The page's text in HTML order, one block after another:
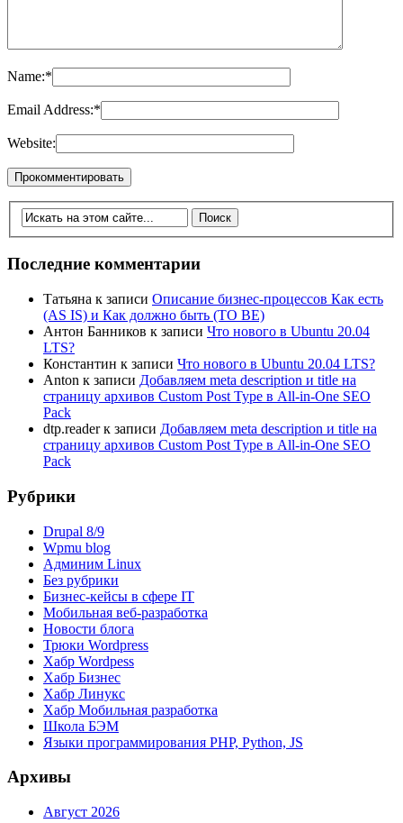
Name:*
Email Address:*
Website:
Последние комментарии
Татьяна к записи Описание бизнес-процессов Как есть
(AS IS) и Как должно быть (TO BE)
Антон Банников к записи Что нового в Ubuntu 20.04
LTS?
Константин к записи Что нового в Ubuntu 20.04 LTS?
Anton к записи Добавляем meta description и title на
страницу архивов Custom Post Type в All-in-One SEO
Pack
dtp.readerк записи Добавляем meta description и title на
страницу архивов Custom Post Type в All-in-One SEO
Pack
Рубрики
Drupal 8/9
Wpmu blog
Админим Linux
Без рубрики
Бизнес-кейсы в сфере IT
Мобильная веб-разработка
Новости блога
Трюки Wordpress
Хабр Wordpess
Хабр Бизнес
Хабр Линукс
Хабр Мобильная разработка
Школа БЭМ
Языки программирования PHP, Python, JS
Архивы
Август 2026